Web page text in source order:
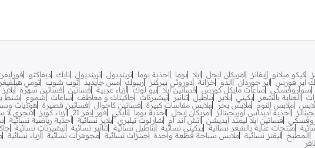
كيكو ميلانو إيفانز امريكان ايجل ايلا بوما احذية بوما ترينديول ترينديول نايك ديفاكتو فورايفر 21
اير فورس اير جوردان الدو خزانة دوروثي بيركنز ريبوك مس جايديد توب شوب تومي هيلفيغر
سواروفسكي ساعات مايكل كورس فساتين ايلا نيو لوك أزياء عربية فساتين فساتين سهرة بلايز
العناية بالشعر بكيني بلايز بناطيل تنانير تيشيرتات جاكيتات و معاطف ساعات شموع شنط
ملابس النوم ملابس بحر ملابس مقاسات كبيرة فساتين كاجوال فساتين قصيرة هوديات
أحذية أديداس أوريجينالز أمريكان إيجل أحذية بوما نايكي فور إيفر 21 أزياء كويز لانجري لا
فساتين ايلا ليمتد ايديشن اتش اند ام شارلوت تيلبري بلايز نسائية أحذية رياضية نسائية
منتجات عناية بالشعر نسائية بيكيني نسائية بناطيل نسائية تنانير نسائية تيشيرتات نسائية
المطبخ ليقنز نسائية ملابس سباحة قطعة واحدة جينزات نسائية مجوهرات نسائية أزياء نسائية